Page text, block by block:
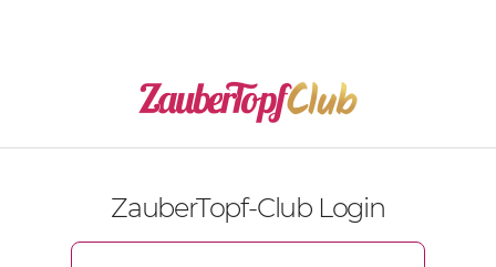
ZauberTopf-Club Login